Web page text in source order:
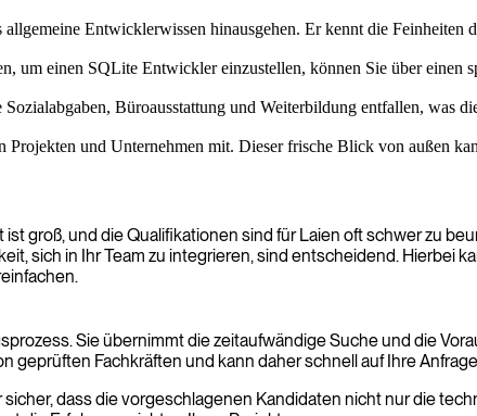
Entwicklerwissen hinausgehen. Er kennt die Feinheiten
um einen SQLite Entwickler einzustellen, können Sie über einen
Büroausstattung und Weiterbildung entfallen, was
und Unternehmen mit. Dieser frische Blick von außen
groß, und die Qualifikationen sind für Laien oft schwer zu
sich in Ihr Team zu integrieren, sind entscheidend. Hierbei
Sie übernimmt die zeitaufwändige Suche und die
Fachkräften und kann daher schnell auf Ihre
dass die vorgeschlagenen Kandidaten nicht nur die